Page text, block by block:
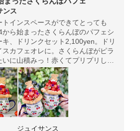
ンス
トインスペースができてとっても
から始まったさくらんぼのパフェシ
キ、ドリンクセット2,100yen。ドリ
スカフェオレに。さくらんぼがピラ
いに山積みっ！赤くてプリプリして
ガニックシュガー使用。
ジュイサンス